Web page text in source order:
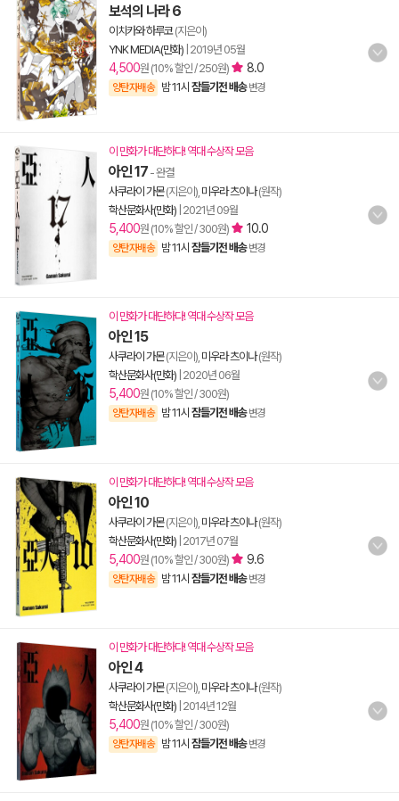
보석의 나라 6
이치카와 하루코(지은이)
YNK MEDIA(만화) 2019년 05월
4,500원 (10% 할인 / 250원) 8.0
양탄자배송 밤 11시 잠들기전 배송 변경
이 만화가 대단하다! 역대 수상작 모음
아인 17 - 완결
사쿠라이 가몬(지은이), 미우라 츠이나(원작)
학산문화사(만화) 2021년 09월
5,400원 (10% 할인 / 300원) 10.0
양탄자배송 밤 11시 잠들기전 배송 변경
이 만화가 대단하다! 역대 수상작 모음
아인 15
사쿠라이 가몬(지은이), 미우라 츠이나(원작)
학산문화사(만화) 2020년 06월
5,400원 (10% 할인 / 300원)
양탄자배송 밤 11시 잠들기전 배송 변경
이 만화가 대단하다! 역대 수상작 모음
아인 10
사쿠라이 가몬(지은이), 미우라 츠이나(원작)
학산문화사(만화) 2017년 07월
5,400원 (10% 할인 / 300원) 9.6
양탄자배송 밤 11시 잠들기전 배송 변경
이 만화가 대단하다! 역대 수상작 모음
아인 4
사쿠라이 가몬(지은이), 미우라 츠이나(원작)
학산문화사(만화) 2014년 12월
5,400원 (10% 할인 / 300원)
양탄자배송 밤 11시 잠들기전 배송 변경